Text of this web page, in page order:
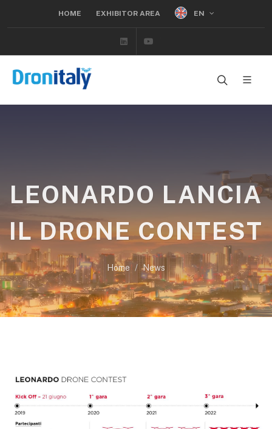
HOME EXHIBITOR AREA EN
Linkedin
LEONARDO LANCIA
IL DRONE CONTEST
Home News